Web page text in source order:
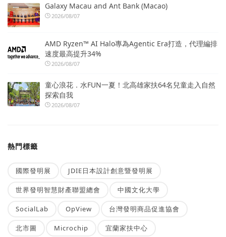
Galaxy Macau and Ant Bank (Macao)
2026/08/07
AMD Ryzen™ AI Halo專為Agentic Era打造，代理編排
速度最高提升34%
2026/08/07
童心浪花．水FUN一夏！北高雄家扶64名兒童走入自然
探索自我
2026/08/07
熱門標籤
國際發明展 JDIE日本設計創意暨發明展
世界發明智慧財產聯盟總會 中國文化大學
SocialLab OpView 台灣發明商品促進協會
北市圖 Microchip 宜蘭家扶中心